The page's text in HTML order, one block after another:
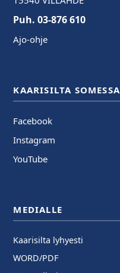
Puh. 03-876 610
Ajo-ohje
KAARISILTA SOMESSA
Facebook
Instagram
YouTube
MEDIALLE
Kaarisilta lyhyesti
WORD/PDF